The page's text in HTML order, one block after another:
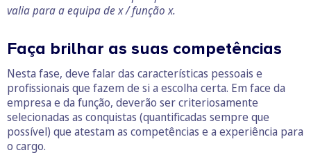
valia para a equipa de x / função x.
Faça brilhar as suas competências
Nesta fase, deve falar das características pessoais e
profissionais que fazem de si a escolha certa. Em face da
empresa e da função, deverão ser criteriosamente
selecionadas as conquistas (quantificadas sempre que
possível) que atestam as competências e a experiência para
o cargo.